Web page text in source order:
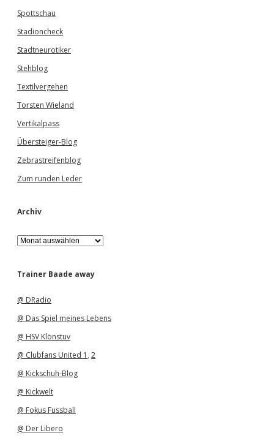
Spottschau
Stadioncheck
Stadtneurotiker
Stehblog
Textilvergehen
Torsten Wieland
Vertikalpass
Übersteiger-Blog
Zebrastreifenblog
Zum runden Leder
Archiv
A
r
h
Trainer Baade away
@ DRadio
@ Das Spiel meines Lebens
@ HSV Klönstuv
@ Clubfans United 1 , 2
@ Kickschuh-Blog
@ Kickwelt
@ Fokus Fussball
@ Der Libero